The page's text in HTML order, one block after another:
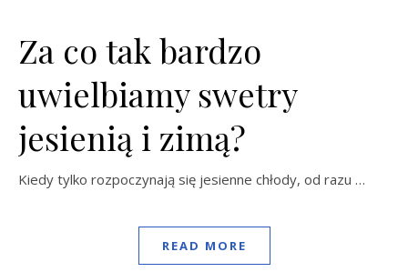
Za co tak bardzo
uwielbiamy swetry
jesienią i zimą?
Kiedy tylko rozpoczynają się jesienne chłody, od razu …
READ MORE